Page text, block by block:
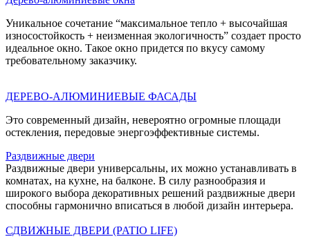
Уникальное сочетание “максимальное тепло + высочайшая
износостойкость + неизменная экологичность” создает просто
идеальное окно. Такое окно придется по вкусу самому
требовательному заказчику.
ДЕРЕВО-АЛЮМИНИЕВЫЕ ФАСАДЫ
Это современный дизайн, невероятно огромные площади
остекления, передовые энергоэффективные системы.
Раздвижные двери
Раздвижные двери универсальны, их можно устанавливать в
комнатах, на кухне, на балконе. В силу разнообразия и
широкого выбора декоративных решений раздвижные двери
способны гармонично вписаться в любой дизайн интерьера.
СДВИЖНЫЕ ДВЕРИ (PATIO LIFE)